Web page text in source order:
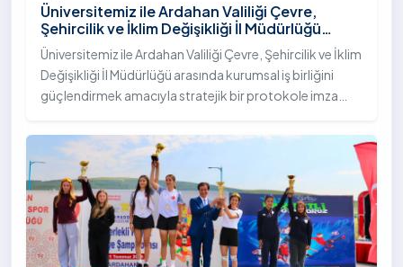
Üniversitemiz ile Ardahan Valiliği Çevre,
Şehircilik ve İklim Değişikliği İl Müdürlüğü
Arasında İş Birliği Protokolü İmzalandı
Üniversitemiz ile Ardahan Valiliği Çevre, Şehircilik ve İklim
Değişikliği İl Müdürlüğü arasında kurumsal iş birliğini
güçlendirmek amacıyla stratejik bir protokole imza